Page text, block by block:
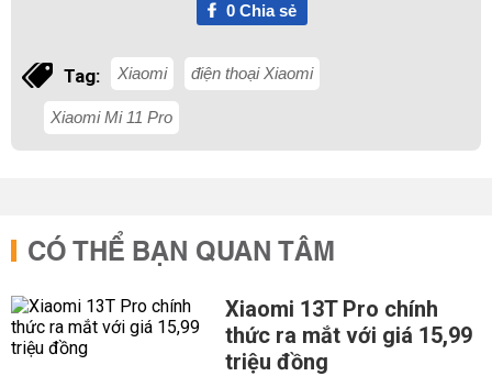
0Chia sẻ
Tag: Xiaomi điện thoại Xiaomi
Xiaomi Mi 11 Pro
CÓ THỂ BẠN QUAN TÂM
Xiaomi 13T Pro chính
thức ra mắt với giá 15,99
triệu đồng